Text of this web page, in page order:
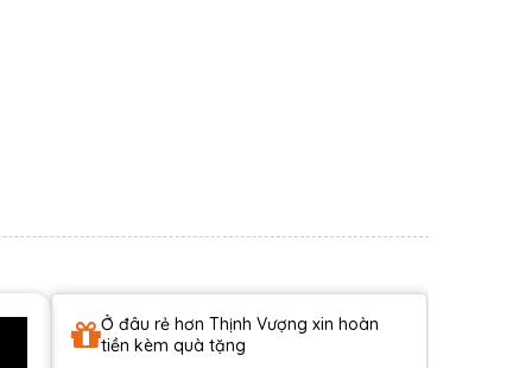
Ở đâu rẻ hơn Thịnh Vượng xin hoàn
tiền kèm quà tặng